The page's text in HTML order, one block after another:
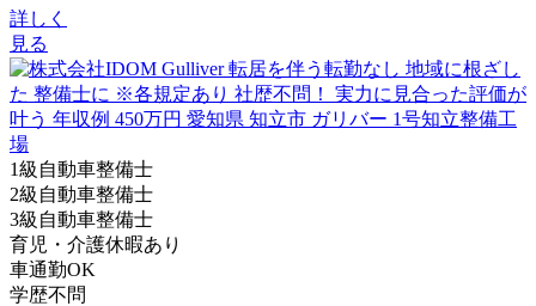
詳しく
見る
1級自動車整備士
2級自動車整備士
3級自動車整備士
育児・介護休暇あり
車通勤OK
学歴不問